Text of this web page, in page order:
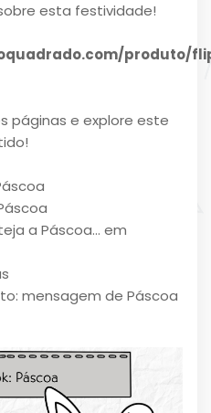
esta festividade!
produto/
páginas e explore este
a Páscoa… em
mensagem de Páscoa